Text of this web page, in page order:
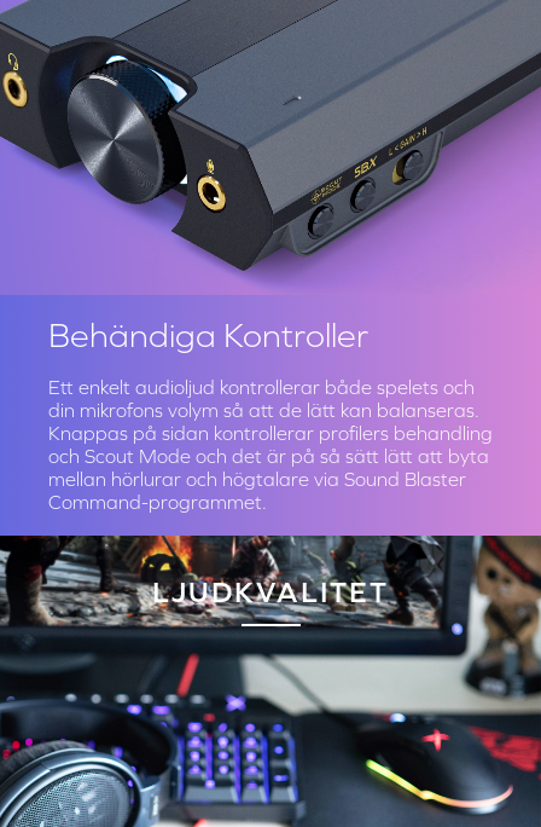
Sound Blaster Command-
programvara
Få tillgång till hela sviten av Sound Blaster
industriledande teknik för ljudbehandling, inklusive
7.1 surround för otrolig fördjupning, Crystallizer
som hjälper till att förbättra det dynamiska
omfånget av ljud, eller bas som ger större slag i
programvarusviten Sound Blaster Command för
PC.
Behändiga Kontroller